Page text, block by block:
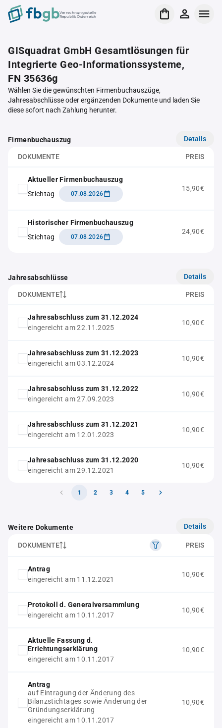
Verrechnungsstelle
Republik Österreich
GISquadrat GmbH Gesamtlösungen für
Integrierte Geo-Informationssysteme,
FN 35636g
Wählen Sie die gewünschten Firmenbuchauszüge,
Jahresabschlüsse oder ergänzenden Dokumente und laden Sie
diese sofort nach Zahlung herunter.
Firmenbuchauszug Details
DOKUMENTE PREIS
Aktueller Firmenbuchauszug
Stichtag
07.08.2026
15,90€
Historischer Firmenbuchauszug
Stichtag
07.08.2026
24,90€
Jahresabschlüsse Details
DOKUMENTE PREIS
Jahresabschluss zum 31.12.2024
eingereicht am 22.11.2025
10,90€
Jahresabschluss zum 31.12.2023
eingereicht am 03.12.2024
10,90€
Jahresabschluss zum 31.12.2022
eingereicht am 27.09.2023
10,90€
Jahresabschluss zum 31.12.2021
eingereicht am 12.01.2023
10,90€
Jahresabschluss zum 31.12.2020
eingereicht am 29.12.2021
10,90€
1 2 3 4 5
Weitere Dokumente Details
DOKUMENTE PREIS
Antrag
eingereicht am 11.12.2021
10,90€
Protokoll d. Generalversammlung
eingereicht am 10.11.2017
10,90€
Aktuelle Fassung d.
Errichtungserklärung
eingereicht am 10.11.2017
10,90€
Antrag
auf Eintragung der Änderung des
Bilanzstichtages sowie Änderung der
Gründungserklärung
eingereicht am 10.11.2017
10,90€